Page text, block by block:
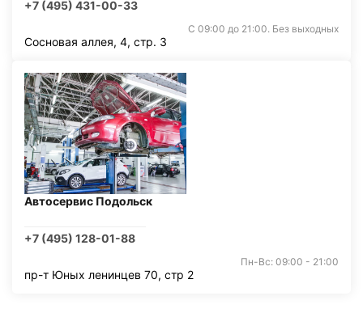
+7 (495) 431-00-33
С 09:00 до 21:00. Без выходных
Сосновая аллея, 4, стр. 3
Автосервис Подольск
+7 (495) 128-01-88
Пн-Вс: 09:00 - 21:00
пр-т Юных ленинцев 70, стр 2